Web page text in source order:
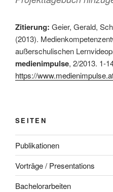
Zitierung: Geier, Gerald,
(2013).
außerschulischen
medienimpulse, 2/2013. 1-
https://
SEITEN
Publikationen
Vorträge / Presentations
Bachelorarbeiten